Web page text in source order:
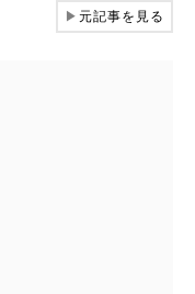
▶元記事を見る